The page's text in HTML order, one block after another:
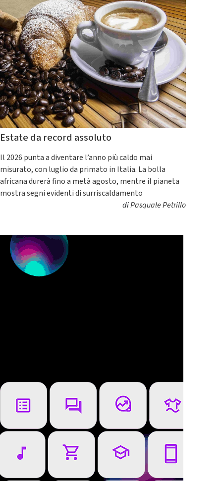
Estate da record assoluto
Il 2026 punta a diventare l’anno più caldo mai
misurato, con luglio da primato in Italia. La bolla
africana durerà fino a metà agosto, mentre il pianeta
mostra segni evidenti di surriscaldamento
diPasquale Petrillo